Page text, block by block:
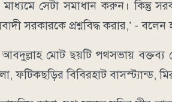
সেটা সমাধান করুন। কিন্তু
সরকারকে প্রশ্নবিদ্ধ করার,’ - বলেন
মোট ছয়টি পথসভায় বক্তব্য
ফটিকছড়ির বিবিরহাট বাসস্ট্যান্ড,